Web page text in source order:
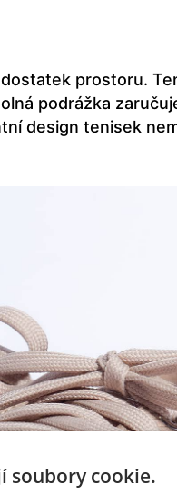
prostoru.
podrážka
design tenisek
soubory cookie.